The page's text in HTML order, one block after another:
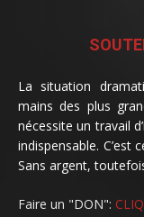
La situation
mains des plus
nécessite un travail
indispensable. C’est
Sans argent,
Faire un "DON":